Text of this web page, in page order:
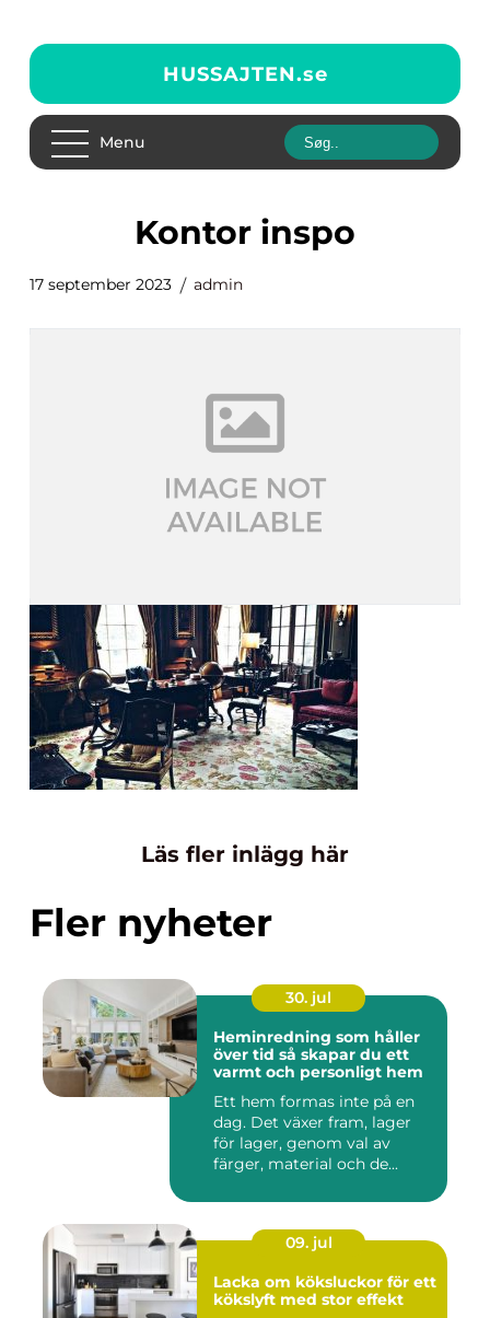
HUSSAJTEN.se
Menu
kontor inspo
17 september 2023 admin
Läs fler inlägg här
Fler nyheter
30. jul
Heminredning som håller
över tid så skapar du ett
varmt och personligt hem
Ett hem formas inte på en
dag. Det växer fram, lager
för lager, genom val av
färger, material och de...
09. jul
Lacka om köksluckor för ett
kökslyft med stor effekt